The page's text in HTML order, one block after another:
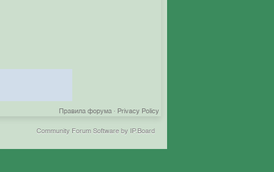
Privacy Policy
Правила форума ·
Community Forum Software by IP.Board